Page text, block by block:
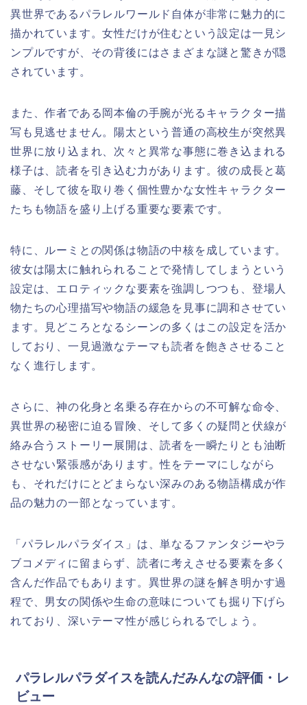
異世界であるパラレルワールド自体が非常に魅力的に
描かれています。女性だけが住むという設定は一見シ
ンプルですが、その背後にはさまざまな謎と驚きが隠
されています。
また、作者である岡本倫の手腕が光るキャラクター描
写も見逃せません。陽太という普通の高校生が突然異
世界に放り込まれ、次々と異常な事態に巻き込まれる
様子は、読者を引き込む力があります。彼の成長と葛
藤、そして彼を取り巻く個性豊かな女性キャラクター
たちも物語を盛り上げる重要な要素です。
特に、ルーミとの関係は物語の中核を成しています。
彼女は陽太に触れられることで発情してしまうという
設定は、エロティックな要素を強調しつつも、登場人
物たちの心理描写や物語の緩急を見事に調和させてい
ます。見どころとなるシーンの多くはこの設定を活か
しており、一見過激なテーマも読者を飽きさせること
なく進行します。
さらに、神の化身と名乗る存在からの不可解な命令、
異世界の秘密に迫る冒険、そして多くの疑問と伏線が
絡み合うストーリー展開は、読者を一瞬たりとも油断
させない緊張感があります。性をテーマにしながら
も、それだけにとどまらない深みのある物語構成が作
品の魅力の一部となっています。
「パラレルパラダイス」は、単なるファンタジーやラ
ブコメディに留まらず、読者に考えさせる要素を多く
含んだ作品でもあります。異世界の謎を解き明かす過
程で、男女の関係や生命の意味についても掘り下げら
れており、深いテーマ性が感じられるでしょう。
パラレルパラダイスを読んだみんなの評価・レ
ビュー